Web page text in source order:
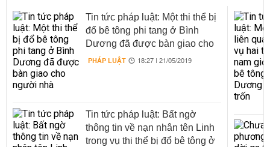
Tin tức pháp luật: Một thi thể bị
đổ bê tông phi tang ở Bình
Dương đã được bàn giao cho
người nhà
PHÁP LUẬT 18:27 | 21/05/2019
Tin tức pháp luật: Bất ngờ
thông tin về nạn nhân tên Linh
trong vụ thi thể bị đổ bê tông ở